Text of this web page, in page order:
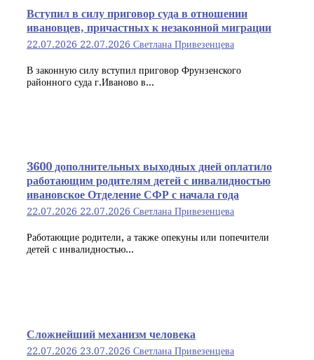
Вступил в силу приговор суда в отношении
ивановцев, причастных к незаконной миграции
22.07.2026 22.07.2026 Светлана Привезенцева
В законную силу вступил приговор Фрунзенского
районного суда г.Иваново в...
3600 дополнительных выходных дней оплатило
работающим родителям детей с инвалидностью
ивановское Отделение СФР с начала года
22.07.2026 22.07.2026 Светлана Привезенцева
Работающие родители, а также опекуны или попечители
детей с инвалидностью...
Сложнейший механизм человека
22.07.2026 23.07.2026 Светлана Привезенцева